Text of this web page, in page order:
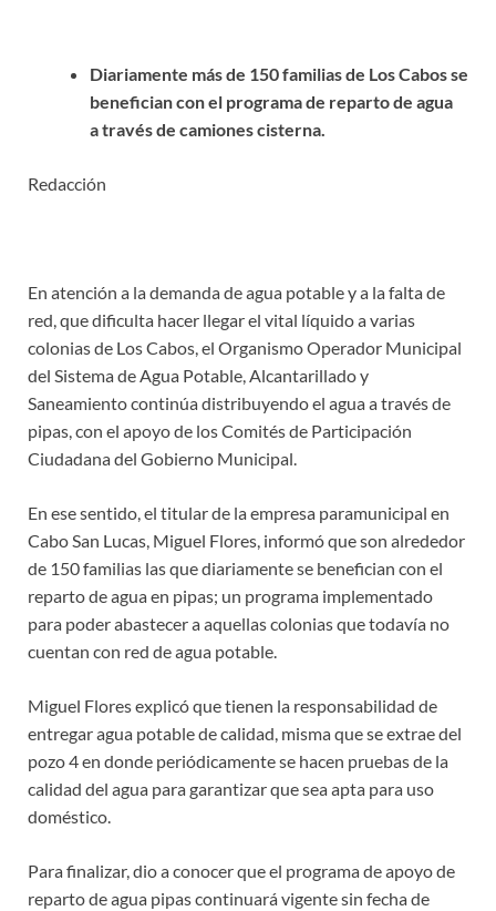
Diariamente más de 150 familias de Los Cabos se
benefician con el programa de reparto de agua
a través de camiones cisterna.
Redacción
En atención a la demanda de agua potable y a la falta de
red, que dificulta hacer llegar el vital líquido a varias
colonias de Los Cabos, el Organismo Operador Municipal
del Sistema de Agua Potable, Alcantarillado y
Saneamiento continúa distribuyendo el agua a través de
pipas, con el apoyo de los Comités de Participación
Ciudadana del Gobierno Municipal.
En ese sentido, el titular de la empresa paramunicipal en
Cabo San Lucas, Miguel Flores, informó que son alrededor
de 150 familias las que diariamente se benefician con el
reparto de agua en pipas; un programa implementado
para poder abastecer a aquellas colonias que todavía no
cuentan con red de agua potable.
Miguel Flores explicó que tienen la responsabilidad de
entregar agua potable de calidad, misma que se extrae del
pozo 4 en donde periódicamente se hacen pruebas de la
calidad del agua para garantizar que sea apta para uso
doméstico.
Para finalizar, dio a conocer que el programa de apoyo de
reparto de agua pipas continuará vigente sin fecha de